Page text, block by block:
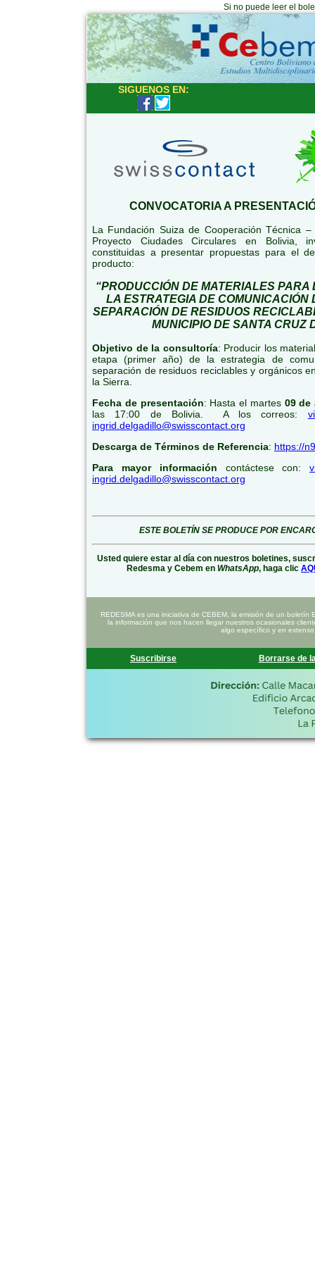
Si no puede leer el
SIGUENOS EN:
CONVOCATORIA A
La Fundación Suiza de Cooperación Técnica
Proyecto Ciudades Circulares en Bolivia,
constituidas a presentar propuestas para el
producto:
“PRODUCCIÓN DE MATERIALES PARA
LA ESTRATEGIA DE COMUNICACIÓN
SEPARACIÓN DE RESIDUOS
MUNICIPIO DE SANTA CRUZ
Objetivo de la consultoría: Producir los
etapa (primer año) de la estrategia de
separación de residuos reciclables y orgánicos
la Sierra.
Fecha de presentación: Hasta el martes 09 de
las 17:00 de Bolivia. A los correos:
ingrid.delgadillo@swisscontact.org
Descarga de Términos de Referencia: https://
Para mayor información contáctese con:
ingrid.delgadillo@swisscontact.org
ESTE BOLETÍN SE PRODUCE POR
Usted quiere estar al día con nuestros boletines,
Redesma y Cebem en WhatsApp, haga clic
REDESMA es una iniciativa de CEBEM, la emisión de un
la información que nos hacen llegar nuestros ocasionales
algo específico y en
Suscribirse Borrarse de